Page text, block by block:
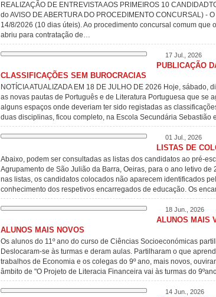
REALIZAÇÃO DE ENTREVISTA AOS PRIMEIROS 10
do AVISO DE ABERTURA DO PROCEDIMENTO CONCURSAL) -
14/8/2026 (10 dias úteis). Ao procedimento concursal comum
abriu para contratação de…
17 Jul., 2026
PUBLICAÇÃO
CLASSIFICAÇÕES SEM BUROCRACIAS
NOTÍCIA ATUALIZADA EM 18 DE JULHO DE 2026 Hoje,
as novas pautas de Português e de Literatura Portuguesa que se
alguns espaços onde deveriam ter sido registadas as
duas disciplinas, ficou completo, na Escola Secundária Sebastião
01 Jul., 2026
LISTAS DE
Abaixo, podem ser consultadas as listas dos candidatos ao pré-
Agrupamento de São Julião da Barra, Oeiras, para o ano letivo
nas listas, os candidatos colocados não aparecem identificados
conhecimento dos respetivos encarregados de educação. Os
18 Jun., 2026
ALUNOS MAIS
ALUNOS MAIS NOVOS
Os alunos do 11º ano do curso de Ciências Socioeconómicas
Deslocaram-se às turmas e deram aulas. Partilharam o que
trabalhos de Economia e os colegas do 9º ano, mais novos,
âmbito de "O Projeto de Literacia Financeira vai às turmas do
14 Jun., 2026